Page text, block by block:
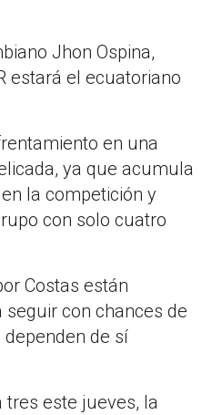
Jhon Ospina,
estará el ecuatoriano
en una
ya que acumula
la competición y
con solo cuatro
Costas están
con chances de
de sí
tres este jueves, la